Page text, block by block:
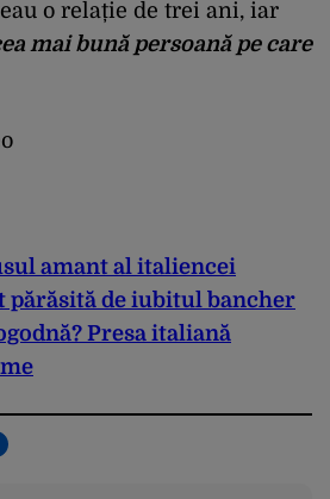
o relație de trei ani, iar
mai bună persoană pe care
amant al italiencei
părăsită de iubitul bancher
Presa italiană